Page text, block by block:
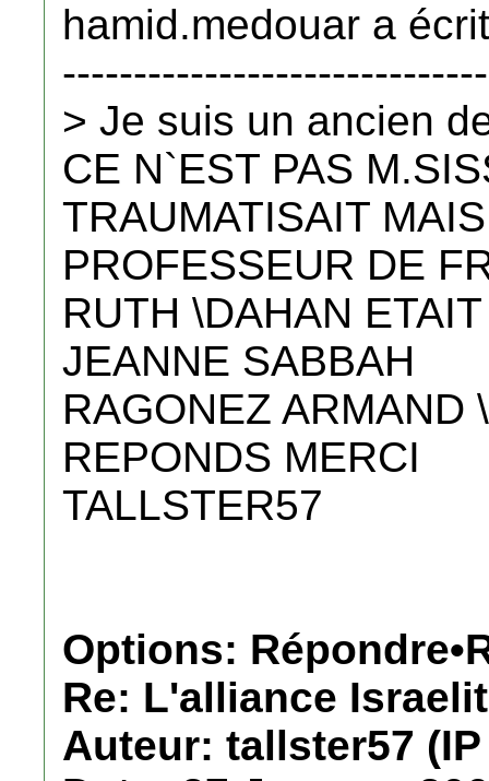
hamid.medouar a
> Je suis un ancien
CE N`EST PAS
TRAUMATISAIT
PROFESSEUR DE
RUTH \DAHAN
JEANNE SABBAH
RAGONEZ ARMAND
REPONDS MERCI
TALLSTER57
Options:
Re: L'alliance
Auteur: tallster57